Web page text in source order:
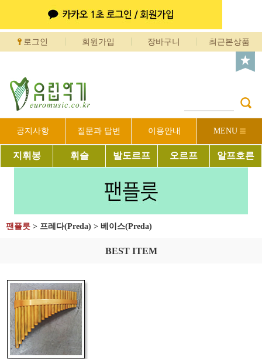
로그인 회원가입 장바구니 최근본상품
공지사항 질문과 답변 이용안내 MENU
지휘봉 휘슬 발도르프 오르프 알프호른
팬플릇 > 프레다(Preda) > 베이스(Preda)
BEST ITEM